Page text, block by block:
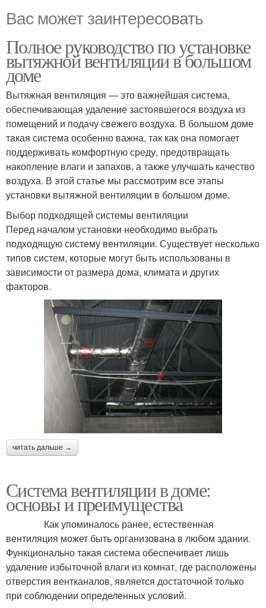
Вас может заинтересовать
Полное руководство по установке
вытяжной вентиляции в большом
доме
Вытяжная вентиляция — это важнейшая система,
обеспечивающая удаление застоявшегося воздуха из
помещений и подачу свежего воздуха. В большом доме
такая система особенно важна, так как она помогает
поддерживать комфортную среду, предотвращать
накопление влаги и запахов, а также улучшать качество
воздуха. В этой статье мы рассмотрим все этапы
установки вытяжной вентиляции в большом доме.
Выбор подходящей системы вентиляции
Перед началом установки необходимо выбрать
подходящую систему вентиляции. Существует несколько
типов систем, которые могут быть использованы в
зависимости от размера дома, климата и других
факторов.
читать дальше →
Система вентиляции в доме:
основы и преимущества
Как упоминалось ранее, естественная
вентиляция может быть организована в любом здании.
Функционально такая система обеспечивает лишь
удаление избыточной влаги из комнат, где расположены
отверстия вентканалов, является достаточной только
при соблюдении определенных условий.